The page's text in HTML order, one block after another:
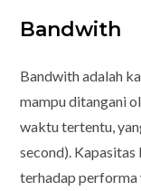
Bandwith
Bandwith adalah
mampu ditangani
waktu tertentu,
second).
terhadap